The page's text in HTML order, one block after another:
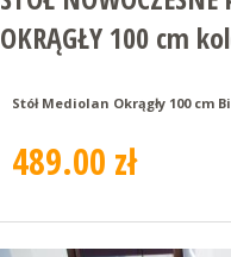
OKRĄGŁY 100 cm
Stół Mediolan Okrągły 100 cm
489.00 zł